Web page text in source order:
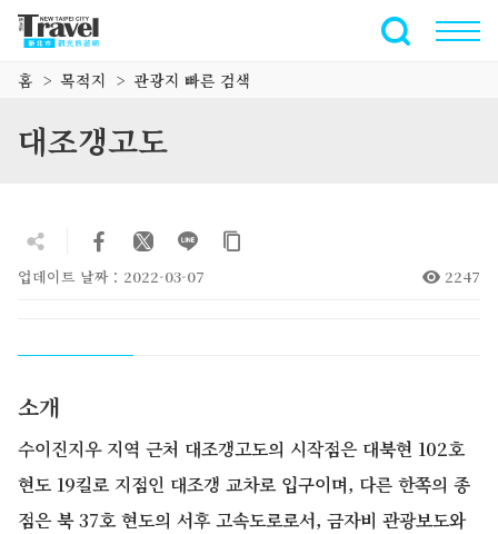
전체 텍스
홈 목적지 관광지 빠른 검색
대조갱고도
업데이트 날짜：2022-03-07 2247
소개
수이진지우 지역 근처 대조갱고도의 시작점은 대북현 102호
현도 19킬로 지점인 대조갱 교차로 입구이며, 다른 한쪽의 종
점은 북 37호 현도의 서후 고속도로로서, 금자비 관광보도와